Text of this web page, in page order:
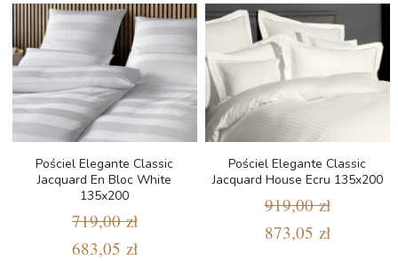
Pościel Elegante Classic
Jacquard En Bloc White
135x200
719,00 zł
683,05 zł
Pościel Elegante Classic
Jacquard House Ecru 135x200
919,00 zł
873,05 zł